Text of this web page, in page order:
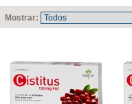
Mostrar: